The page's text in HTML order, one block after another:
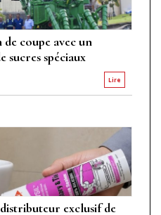
coupe avec un
sucres spéciaux
Lire
exclusif de